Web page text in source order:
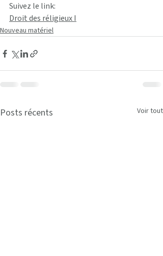
Suivez le link:
Droit des réligieux I
Nouveau matériel
Posts récents Voir tout